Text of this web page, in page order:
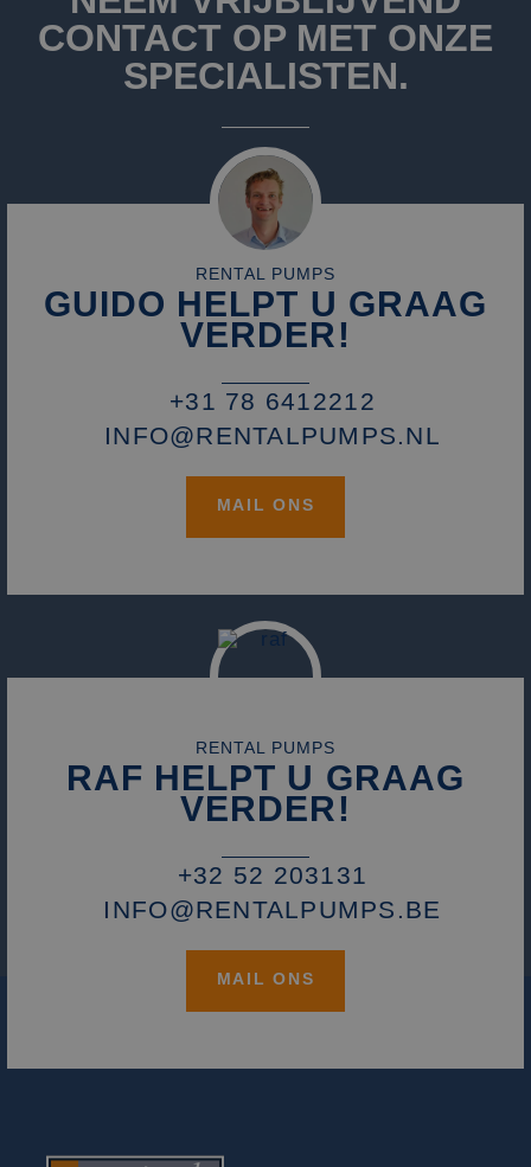
CONTACT OP MET ONZE
SPECIALISTEN.
RENTAL PUMPS
GUIDO HELPT U GRAAG
VERDER!
+31 78 6412212
INFO@RENTALPUMPS.NL
MAIL ONS
RENTAL PUMPS
RAF HELPT U GRAAG
VERDER!
+32 52 203131
INFO@RENTALPUMPS.BE
MAIL ONS